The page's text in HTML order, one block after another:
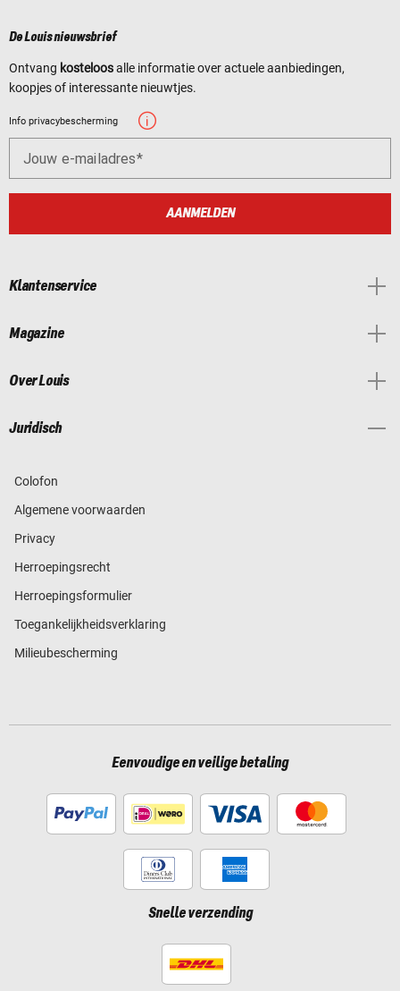
De Louis nieuwsbrief
Ontvang kosteloosalle informatie over actuele aanbiedingen,
koopjes of interessante nieuwtjes.
Info privacybescherming
Jouw e-mailadres
AANMELDEN
Klantenservice
Magazine
Over Louis
Juridisch
Colofon
Algemene voorwaarden
Privacy
Herroepingsrecht
Herroepingsformulier
Toegankelijkheidsverklaring
Milieubescherming
Eenvoudige en veilige betaling
Snelle verzending